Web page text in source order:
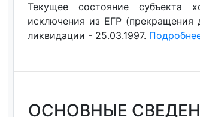
Текущее состояние субъекта
исключения из ЕГР (прекращения
ликвидации - 25.03.1997.
ОСНОВНЫЕ